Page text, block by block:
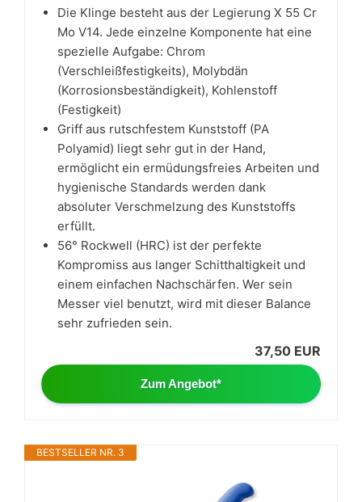
Die Klinge besteht aus der Legierung X 55 Cr
Mo V14. Jede einzelne Komponente hat eine
spezielle Aufgabe: Chrom
(Verschleißfestigkeits), Molybdän
(Korrosionsbeständigkeit), Kohlenstoff
(Festigkeit)
Griff aus rutschfestem Kunststoff (PA
Polyamid) liegt sehr gut in der Hand,
ermöglicht ein ermüdungsfreies Arbeiten und
hygienische Standards werden dank
absoluter Verschmelzung des Kunststoffs
erfüllt.
56° Rockwell (HRC) ist der perfekte
Kompromiss aus langer Schitthaltigkeit und
einem einfachen Nachschärfen. Wer sein
Messer viel benutzt, wird mit dieser Balance
sehr zufrieden sein.
37,50 EUR
Zum Angebot*
BESTSELLER NR. 3